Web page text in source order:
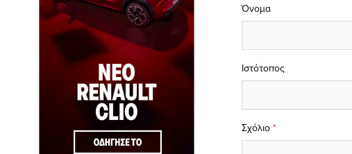
Σχόλιο *
Όνομα
Ιστότοπος